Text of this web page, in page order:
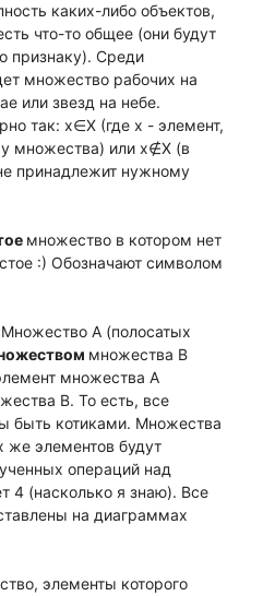
каких-либо объектов,
что-то общее (они будут
признаку). Среди
множество рабочих на
или звезд на небе.
так: x∈X (где x - элемент,
множества) или х∉Х (в
принадлежит нужному
множество в котором нет
:) Обозначают символом
А (полосатых
множества В
множества А
В. То есть, все
быть котиками. Множества
же элементов будут
операций над
4 (насколько я знаю). Все
на диаграммах
элементы которого